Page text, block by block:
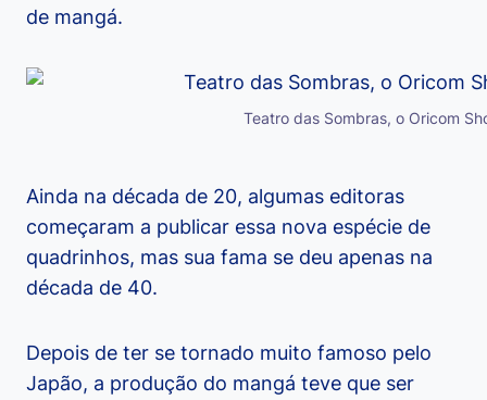
de mangá.
Teatro das Sombras, o Oricom
Ainda na década de 20, algumas editoras
começaram a publicar essa nova espécie de
quadrinhos, mas sua fama se deu apenas na
década de 40.
Depois de ter se tornado muito famoso pelo
Japão, a produção do mangá teve que ser